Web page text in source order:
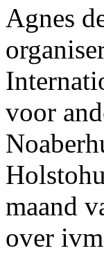
Agnes
voor
maand
over